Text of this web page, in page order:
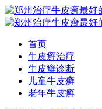
首页
牛皮癣治疗
牛皮癣诊断
儿童牛皮癣
老年牛皮癣